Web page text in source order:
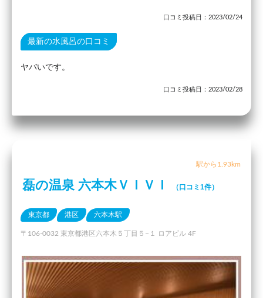
口コミ投稿日：2023/02/24
最新の水風呂の口コミ
ヤバいです。
口コミ投稿日：2023/02/28
駅から1.93km
磊の温泉 六本木ＶＩＶＩ （口コミ1件）
東京都 港区 六本木駅
〒106-0032 東京都港区六本木５丁目５−１ ロアビル 4F